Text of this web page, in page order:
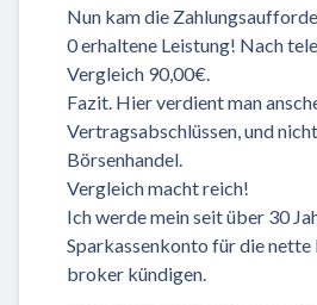
Nun kam die
0 erhaltene Leistung! Nach
Vergleich 90,00€.
Fazit. Hier verdient man
Vertragsabschlüssen, und
Börsenhandel.
Vergleich macht reich!
Ich werde mein seit über 30
Sparkassenkonto für die nette
broker kündigen.